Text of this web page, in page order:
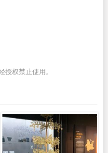
权禁止使用。